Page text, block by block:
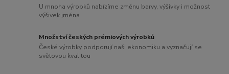
U mnoha výrobků nabízíme změnu barvy, výšivky i možnost
výšivek jména
Množství českých prémiových výrobků
České výrobky podporují naši ekonomiku a vyznačují se
světovou kvalitou